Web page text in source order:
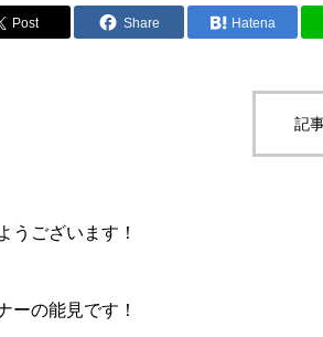
Post Share Hatena
記
うございます！
ーの能見です！